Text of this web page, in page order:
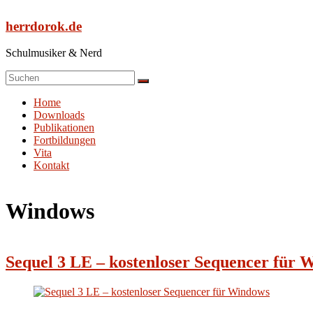
Inhalt
springen
herrdorok.de
Schulmusiker & Nerd
Menü
Home
Downloads
Publikationen
Fortbildungen
Vita
Kontakt
Windows
Sequel 3 LE – kostenloser Sequencer für